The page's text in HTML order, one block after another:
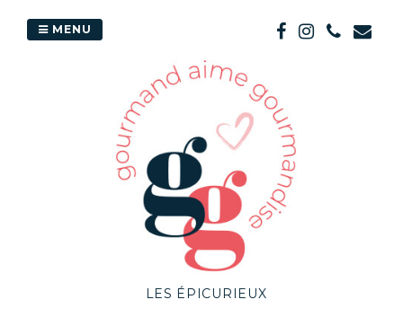
LES ÉPICURIEUX
MENU